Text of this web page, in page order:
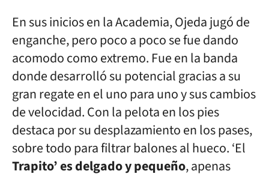
En sus inicios en la Academia, Ojeda jugó de
enganche, pero poco a poco se fue dando
acomodo como extremo. Fue en la banda
donde desarrolló su potencial gracias a su
gran regate en el uno para uno y sus cambios
de velocidad. Con la pelota en los pies
destaca por su desplazamiento en los pases,
sobre todo para filtrar balones al hueco. ‘El
Trapito’ es delgado y pequeño, apenas